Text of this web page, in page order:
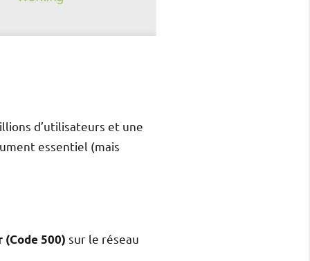
d’utilisateurs et une
essentiel (mais
500) sur le réseau